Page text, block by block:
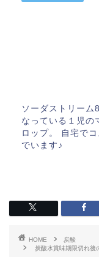
ソーダストリーム
なっている１児の
ロップ。 自宅で
でいます♪
HOME
炭酸
炭酸水賞味期限切れ後